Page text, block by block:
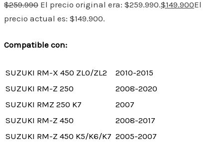
$259.990 El precio original era: $259.990.$149.900El
precio actual es: $149.900.
Compatible con:
SUZUKI RM-X 450 ZL0/ZL2
2010-2015
SUZUKI RM-Z 250
2008-2020
SUZUKI RMZ 250 K7
2007
SUZUKI RM-Z 450
2008-2017
SUZUKI RM-Z 450 K5/K6/K7 2005-2007